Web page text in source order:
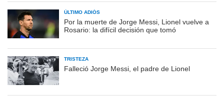
ÚLTIMO ADIÓS
Por la muerte de Jorge Messi, Lionel vuelve a
Rosario: la difícil decisión que tomó
TRISTEZA
Falleció Jorge Messi, el padre de Lionel